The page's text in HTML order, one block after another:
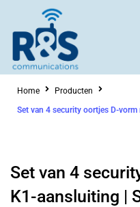
inhoud
Home
Producten
Set van 4 security oortjes D-
Set van 4
K1-aansluiting |